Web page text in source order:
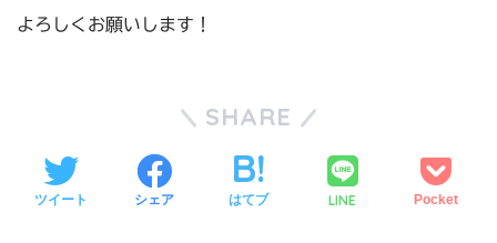
よろしくお願いします！
SHARE
ツイート シェア はてブ LINE Pocket